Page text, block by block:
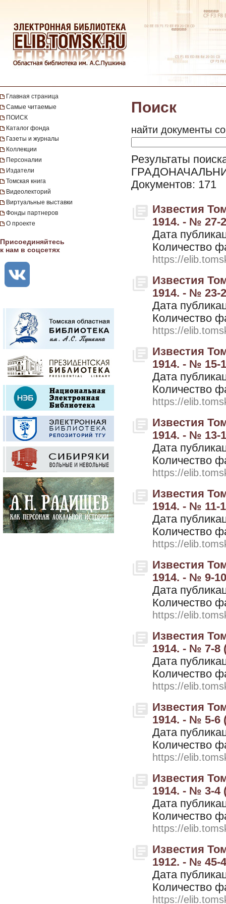
Главная страница
Самые читаемые
ПОИСК
Каталог фонда
Газеты и журналы
Коллекции
Персоналии
Издатели
Томская книга
Видеолекторий
Виртуальные выставки
Фонды партнеров
О проекте
Присоединяйтесь
к нам в соцсетях
Поиск
найти документы
Результаты
Документов: 171
Известия
1914. - № 27-
Дата
Количество
https://
Известия
1914. - № 23-
Дата
Количество
https://
Известия
1914. - № 15-
Дата
Количество
https://
Известия
1914. - № 13-
Дата
Количество
https://
Известия
1914. - № 11-
Дата
Количество
https://
Известия
1914. - № 9-
Дата
Количество
https://
Известия
1914. - № 7-8
Дата
Количество
https://
Известия
1914. - № 5-6
Дата
Количество
https://
Известия
1914. - № 3-4
Дата
Количество
https://
Известия
1912. - № 45-
Дата
Количество
https://